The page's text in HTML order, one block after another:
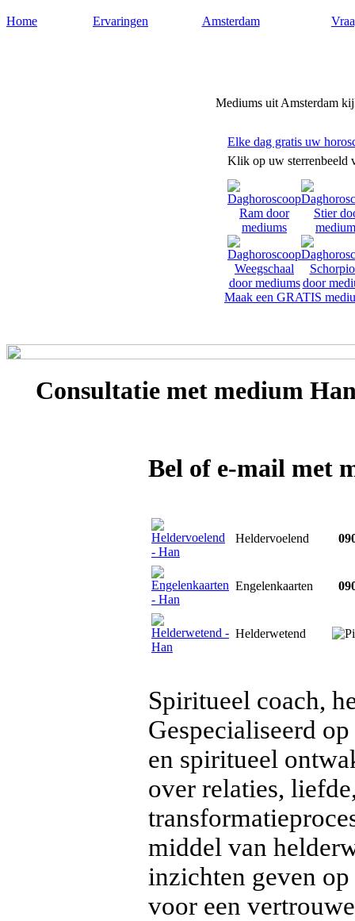
Home Ervaringen Amsterdam
Mediums uit Amsterdam
Elke dag gratis uw
Klik op uw sterrenbeeld
Maak een GRATIS
Consultatie met medium
Bel of e-mail met
Heldervoelend
Engelenkaarten
Helderwetend
Spiritueel coach,
Gespecialiseerd
en spiritueel
over relaties,
middel van
inzichten geven
voor een